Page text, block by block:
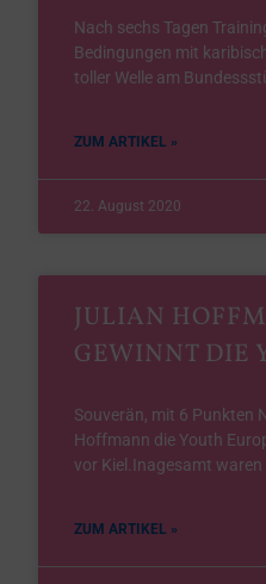
Nach sechs Tagen
Bedingungen mit
toller Welle am
ZUM ARTIKEL »
22. August 2020
JULIAN
GEWINNT DIE
Souverän, mit 6 Punkten
Hoffmann die Youth
vor Kiel.Inagesamt waren
ZUM ARTIKEL »